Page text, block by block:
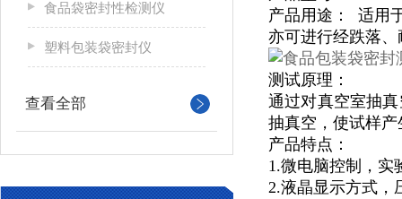
食品袋密封性检测仪
塑料包装袋密封仪
查看全部
产品用途：
适用
亦可进行经跌落
测试原理：
通过对真空室抽
抽真空，使试样
产品特点：
1.微电脑控制，实
2.液晶显示方式，